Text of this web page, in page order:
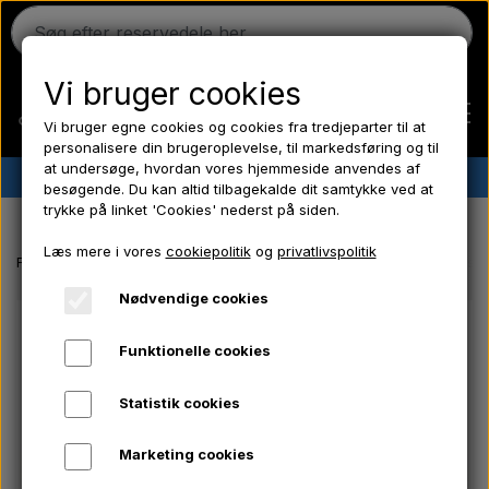
Ferguson
Massey Ferguson
✔︎ Dansk lager✔︎ Hurtig levering ✔︎ Lave priser
Forside Massey Ferguson reservedele Brændstoffilter - Slamglas
Vi bruger cookies
Vi bruger egne cookies og cookies fra tredjeparter til at
personalisere din brugeroplevelse, til markedsføring og til
at undersøge, hvordan vores hjemmeside anvendes af
besøgende. Du kan altid tilbagekalde dit samtykke ved at
trykke på linket 'Cookies' nederst på siden.
Læs mere i vores cookiepolitikog privatlivspolitik
Nødvendige cookies
Funktionelle cookies
Statistik cookies
Marketing cookies